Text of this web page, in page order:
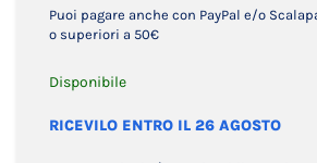
Puoi pagare anche con PayPal e/o
o superiori a 50€
Disponibile
RICEVILO ENTRO IL 26 AGOSTO